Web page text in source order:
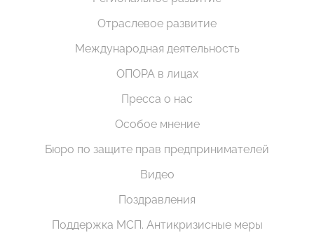
Отраслевое развитие
Международная деятельность
ОПОРА в лицах
Пресса о нас
Особое мнение
Бюро по защите прав предпринимателей
Видео
Поздравления
Поддержка МСП. Антикризисные меры